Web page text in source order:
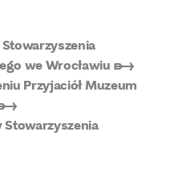
we Wrocławiu ➸
Przyjaciół Muzeum
➸